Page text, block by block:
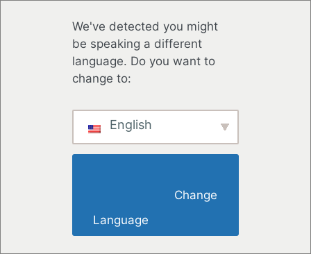
We've detected you might
be speaking a different
language. Do you want to
change to:
English
Language